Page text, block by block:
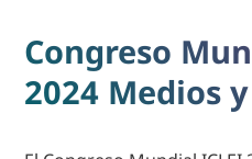
Congreso
2024 Medios